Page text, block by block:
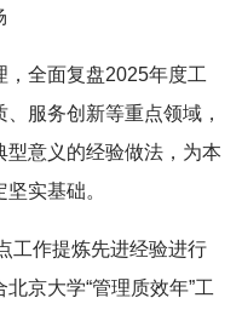
全面复盘2025年度工
服务创新等重点领域，
意义的经验做法，为本
实基础。
工作提炼先进经验进行
京大学“管理质效年”工